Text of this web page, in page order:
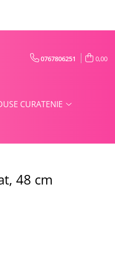
0767806251 0,00
CURATENIE
48 cm